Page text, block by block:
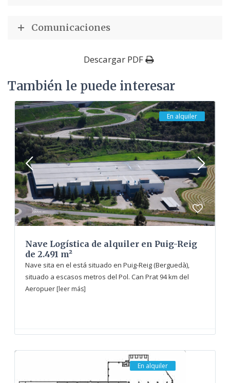
Comunicaciones
Descargar PDF
También le puede interesar
En alquiler
Nave Logística de alquiler en Puig-Reig
de 2.491 m²
Nave sita en el está situado en Puig-Reig (Berguedà),
situado a escasos metros del Pol. Can Prat 94 km del
Aeropuer [leer más]
En alquiler